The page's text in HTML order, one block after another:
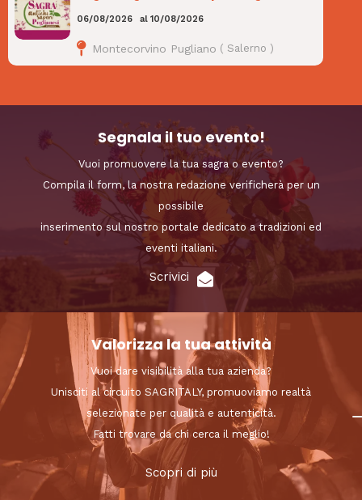
06/08/2026 al 10/08/2026
Montecorvino Pugliano ( Salerno )
Segnala il tuo evento!
Vuoi promuovere la tua sagra o evento?
Compila il form, la nostra redazione verificherà per un
possibile
inserimento sul nostro portale dedicato a tradizioni ed
eventi italiani.
Scrivici
Valorizza la tua attività
Vuoi dare visibilità alla tua azienda?
Unisciti al circuito SAGRITALY, promuoviamo realtà
selezionate per qualità e autenticità.
Fatti trovare da chi cerca il meglio!
Scopri di più